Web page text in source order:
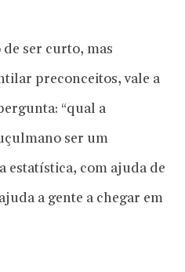
de ser curto, mas
preconceitos, vale a
“qual a
ser um
estatística, com ajuda de
a gente a chegar em